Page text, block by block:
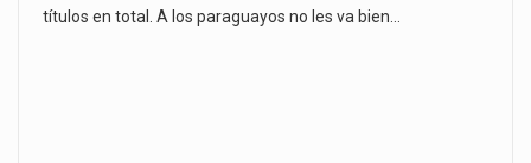
títulos en total. A los paraguayos no les va bien…